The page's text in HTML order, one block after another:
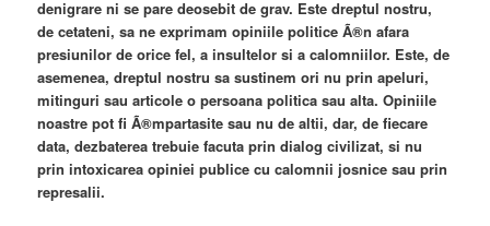
denigrare ni se pare deosebit de grav. Este dreptul nostru,
de cetateni, sa ne exprimam opiniile politice Ã®n afara
presiunilor de orice fel, a insultelor si a calomniilor. Este, de
asemenea, dreptul nostru sa sustinem ori nu prin apeluri,
mitinguri sau articole o persoana politica sau alta. Opiniile
noastre pot fi Ã®mpartasite sau nu de altii, dar, de fiecare
data, dezbaterea trebuie facuta prin dialog civilizat, si nu
prin intoxicarea opiniei publice cu calomnii josnice sau prin
represalii.